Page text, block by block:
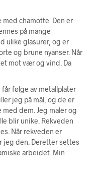
chamotte. Den er
på mange
ulike glasurer, og er
og brune nyanser. Når
mot vær og vind. Da
følge av metallplater
jeg på mål, og de er
dem. Jeg maler og
blir unike. Rekveden
Når rekveden er
jeg den. Deretter settes
arbeidet. Min